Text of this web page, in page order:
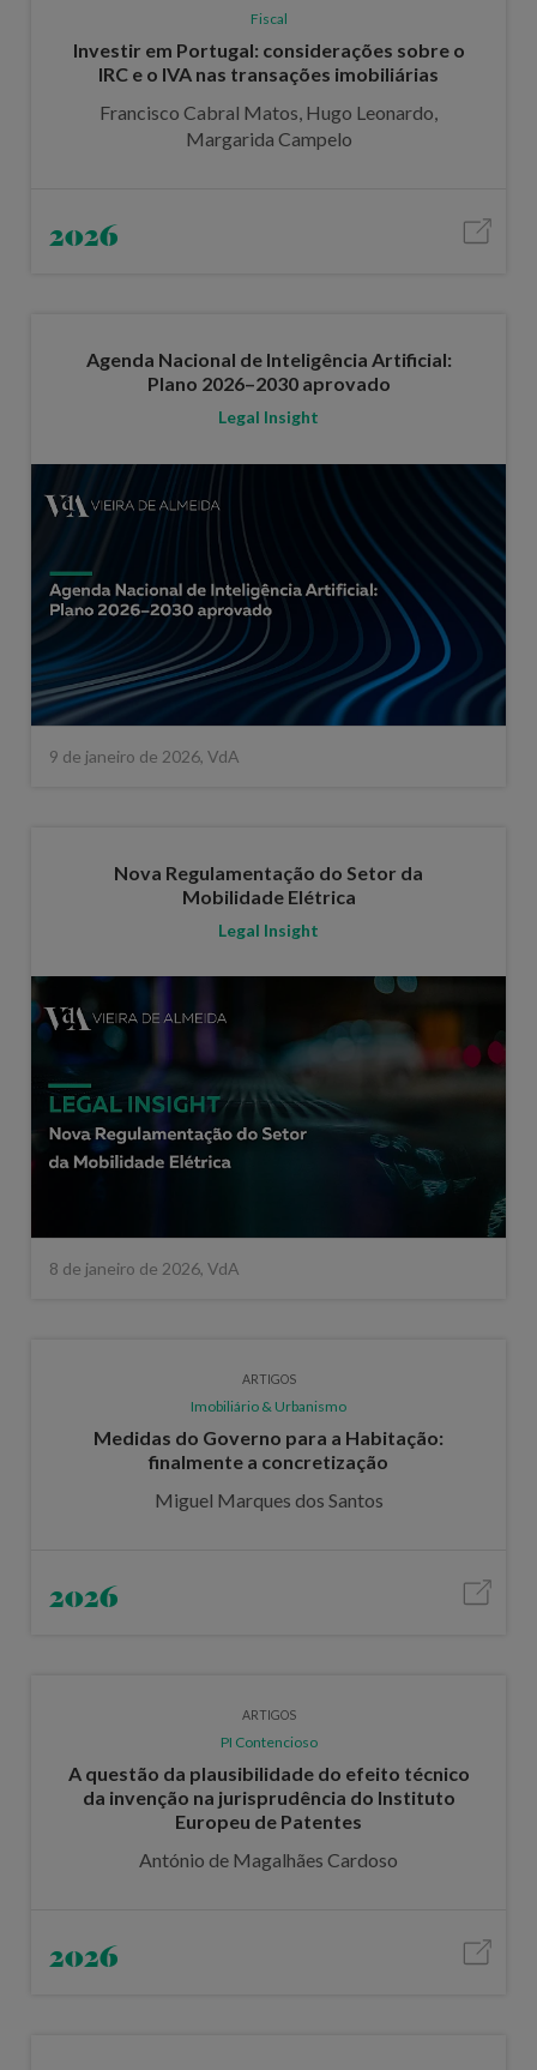
Fiscal
Investir em Portugal: considerações sobre o
IRC e o IVA nas transações imobiliárias
Francisco Cabral Matos, Hugo Leonardo,
Margarida Campelo
2026
Agenda Nacional de Inteligência Artificial:
Plano 2026–2030 aprovado
Legal Insight
9 de janeiro de 2026, VdA
Nova Regulamentação do Setor da
Mobilidade Elétrica
Legal Insight
8 de janeiro de 2026, VdA
ARTIGOS
Imobiliário & Urbanismo
Medidas do Governo para a Habitação:
finalmente a concretização
Miguel Marques dos Santos
2026
ARTIGOS
PI Contencioso
A questão da plausibilidade do efeito técnico
da invenção na jurisprudência do Instituto
Europeu de Patentes
António de Magalhães Cardoso
2026